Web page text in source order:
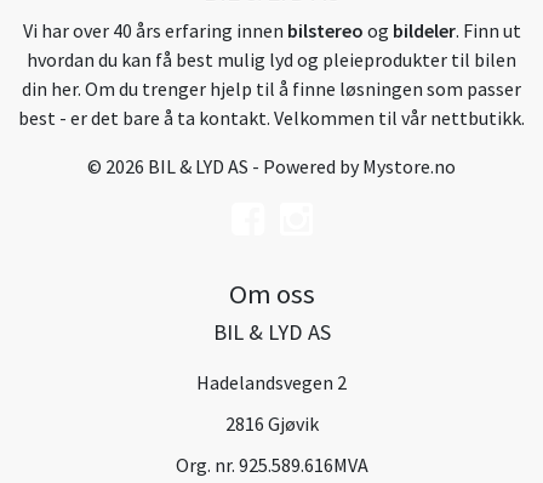
Vi har over 40 års erfaring innen bilstereo og bildeler. Finn ut
hvordan du kan få best mulig lyd og pleieprodukter til bilen
din her. Om du trenger hjelp til å finne løsningen som passer
best - er det bare å ta kontakt. Velkommen til vår nettbutikk.
© 2026 BIL & LYD AS - Powered byMystore.no
Om oss
BIL & LYD AS
Hadelandsvegen 2
2816 Gjøvik
Org. nr. 925.589.616MVA